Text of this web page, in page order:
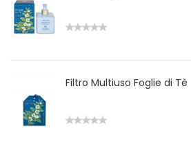
Filtro Multiuso Foglie di Tè